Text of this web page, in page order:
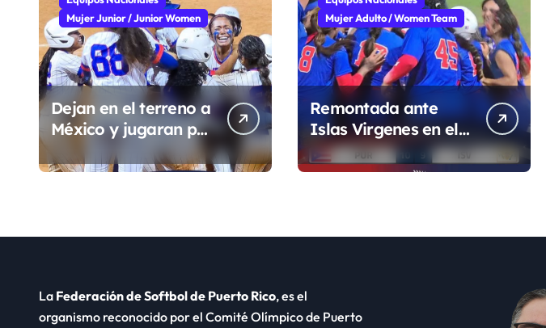
Mujer Junior / Junior Women
Dejan en el terreno a
México y jugaran por
el Oro de los JCC
Mujer Adulto / Women Team
Remontada ante
Islas Virgenes en el
inicio de la Super
Ronda
La Federación de Softbol de Puerto Rico, es el
organismo reconocido por el Comité Olímpico de Puerto